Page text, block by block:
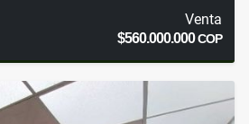
Venta
$560.000.000COP